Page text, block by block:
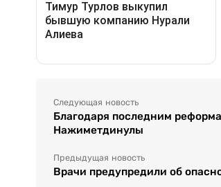
Следующая новость
Благодаря последним
Нажиметдинулы
Предыдущая новость
Врачи предупредили об